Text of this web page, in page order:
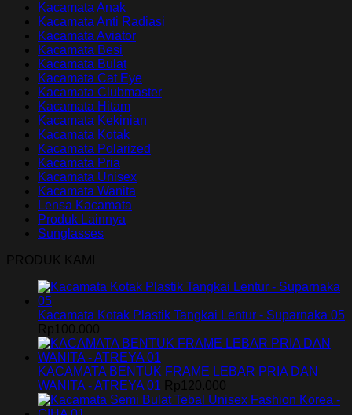
Kacamata Anak
Kacamata Anti Radiasi
Kacamata Aviator
Kacamata Besi
Kacamata Bulat
Kacamata Cat Eye
Kacamata Clubmaster
Kacamata Hitam
Kacamata Kekinian
Kacamata Kotak
Kacamata Polarized
Kacamata Pria
Kacamata Unisex
Kacamata Wanita
Lensa Kacamata
Produk Lainnya
Sunglasses
PRODUK KAMI
Kacamata Kotak Plastik Tangkai Lentur - Suparnaka 05
Rp 100.000
KACAMATA BENTUK FRAME LEBAR PRIA DAN
WANITA - ATREYA 01 Rp 120.000